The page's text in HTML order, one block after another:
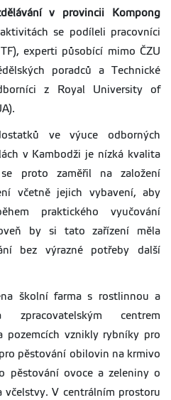
v provincii Kompong
se podíleli pracovníci
experti působící mimo ČZU
poradců a Technické
z Royal University of
ve výuce odborných
v Kambodži je nízká kvalita
proto zaměřil na založení
včetně jejich vybavení, aby
praktického vyučování
by si tato zařízení měla
bez výrazné potřeby další
školní farma s rostlinnou a
centrem
pozemcích vznikly rybníky pro
pěstování obilovin na krmivo
pěstování ovoce a zeleniny o
včelstvy. V centrálním prostoru